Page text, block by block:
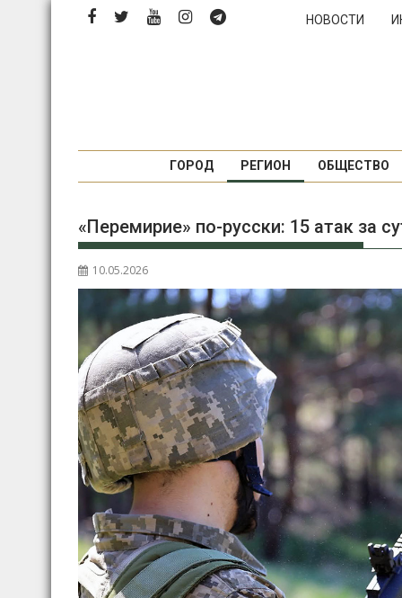
НОВОСТИ
ГОРОД РЕГИОН ОБЩЕСТВО
«Перемирие» по-русски: 15 атак за
10.05.2026